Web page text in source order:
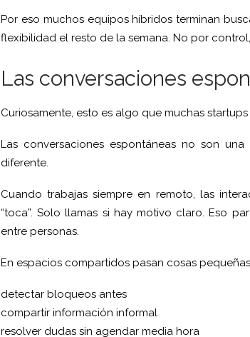
Por eso muchos equipos híbridos terminan
flexibilidad el resto de la semana. No por
Las conversaciones
Curiosamente, esto es algo que muchas
Las conversaciones espontáneas no son
diferente.
Cuando trabajas siempre en remoto, las
“toca”. Solo llamas si hay motivo claro. Eso
entre personas.
En espacios compartidos pasan cosas
detectar bloqueos antes
compartir información informal
resolver dudas sin agendar media hora